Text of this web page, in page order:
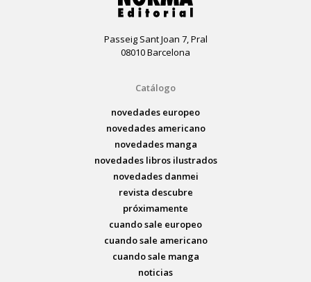
Passeig Sant Joan 7, Pral
08010 Barcelona
Catálogo
novedades europeo
novedades americano
novedades manga
novedades libros ilustrados
novedades danmei
revista descubre
próximamente
cuando sale europeo
cuando sale americano
cuando sale manga
noticias